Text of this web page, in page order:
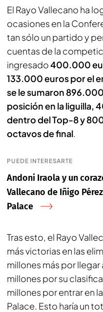
El Rayo Vallecano ha
ocasiones en la
tan sólo un partido y
cuentas de la
ingresado400.000
133.000 euros por el
se le sumaron
posición en la liguilla,
dentro del Top-8 y
octavos de final.
PUEDE INTERESARTE
Andoni Iraola y un
Vallecano de Iñigo
Palace
Tras esto, el Rayo
más victorias en las
millones más por
millones por su
millones por entrar en
Palace. Esto haría un